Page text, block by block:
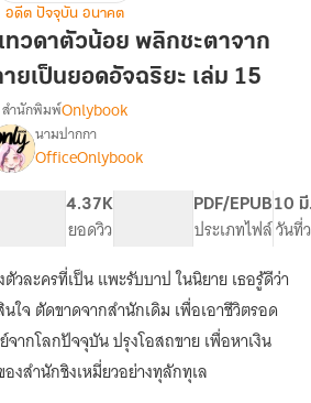
อบ
ะ
อดีต ปัจจุบัน อนาคต
ทวดาตัวน้อย พลิกชะตาจาก
ยเป็นยอดอัจฉริยะ เล่ม 15
เรื่อง[จบ]
ลู่
หลิง
โยว
หมอ
เทวดา
ตัว
น้อย
พลิก
ชะตา
จาก
ตัวประกอบ
สำนักพิมพ์Onlybook
นามปากกา
OfficeOnlybook
4.37K
ยอดวิว
PDF/EPUB
ประเภทไฟล์
10
วันที่
วละครที่เป็น แพะรับบาป ในนิยาย เธอรู้ดีว่า
ใจ ตัดขาดจากสำนักเดิม เพื่อเอาชีวิตรอด
จากโลกปัจจุบัน ปรุงโอสถขาย เพื่อหาเงิน
งสำนักชิงเหมี่ยวอย่างทุลักทุเล